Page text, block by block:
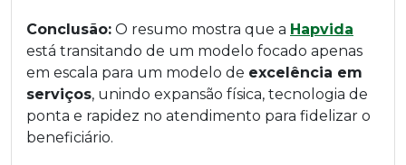
Conclusão: O resumo mostra que a Hapvida
está transitando de um modelo focado apenas
em escala para um modelo de excelência em
serviços, unindo expansão física, tecnologia de
ponta e rapidez no atendimento para fidelizar o
beneficiário.